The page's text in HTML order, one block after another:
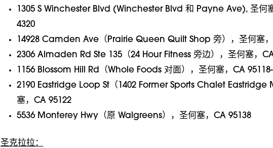
1305 S Winchester Blvd (Winchester Blvd 和 Payne Ave), 圣何
4320
14928 Camden Ave（Prairie Queen Quilt Shop 旁），圣何塞
2306 Almaden Rd Ste 135（24 Hour Fitness 旁边），圣何塞，
1156 Blossom Hill Rd（Whole Foods 对面），圣何塞，CA
2190 Eastridge Loop St（1402 Former Sports Chalet Eastridge
塞，CA 95122
5536 Monterey Hwy（原 Walgreens），圣何塞，CA 95138
圣克拉拉：